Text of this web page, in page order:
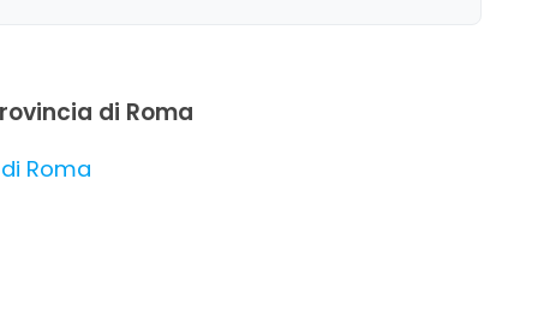
di Roma
Roma